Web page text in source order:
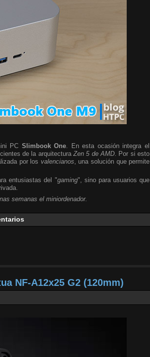
PC Slimbook One . En esta ocasión integra el
de la arquitecturaZen 5 de AMD . Por si esto
por los valencianos , una solución que permite
entusiastas del "gaming", sino para usuarios que
semanas el miniordenador.
NF‑A12x25 G2 (120mm)